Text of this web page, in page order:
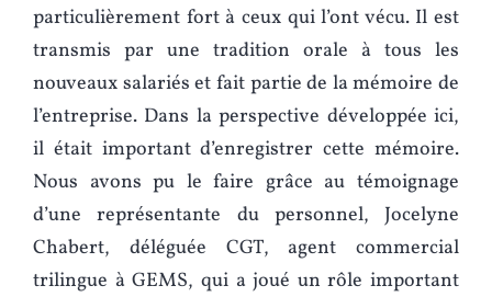
particulièrement fort à ceux qui l’ont vécu. Il est
transmis par une tradition orale à tous les
nouveaux salariés et fait partie de la mémoire de
l’entreprise. Dans la perspective développée ici,
il était important d’enregistrer cette mémoire.
Nous avons pu le faire grâce au témoignage
d’une représentante du personnel, Jocelyne
Chabert, déléguée CGT, agent commercial
trilingue à GEMS, qui a joué un rôle important